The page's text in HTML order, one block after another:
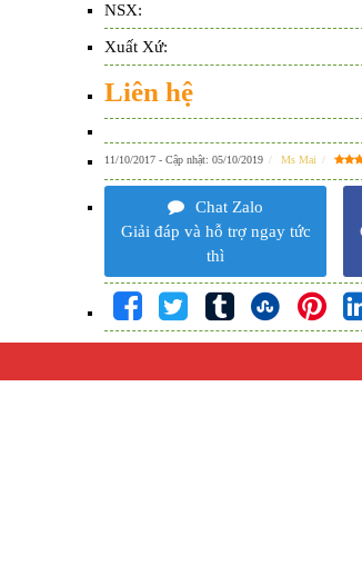
NSX:
Xuất Xứ:
Liên hệ
11/10/2017 - Cập nhật: 05/10/2019 Ms Mai
Chat Zalo
Giải đáp và hỗ trợ ngay tức
thì